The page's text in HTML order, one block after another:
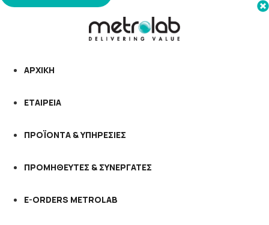
ΑΡΧΙΚΗ
ΕΤΑΙΡΕΙΑ
ΠΡΟΪΟΝΤΑ & ΥΠΗΡΕΣΙΕΣ
ΠΡΟΜΗΘΕΥΤΕΣ & ΣΥΝΕΡΓΑΤΕΣ
E-ORDERS METROLAB